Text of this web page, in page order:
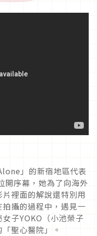
」的新宿地區代表
開序幕，她為了向海外
裡面的解說還特別用
攝的過程中，遇見一
女子YOKO （小池榮子
聖心醫院」。